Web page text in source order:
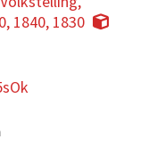
1840, 1830